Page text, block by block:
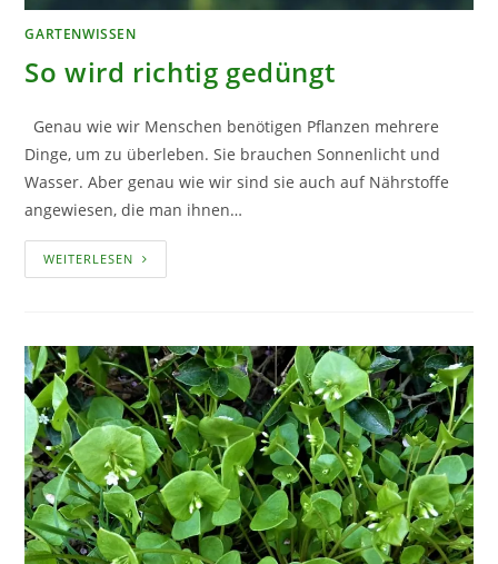
GARTENWISSEN
So wird richtig gedüngt
Genau wie wir Menschen benötigen Pflanzen mehrere
Dinge, um zu überleben. Sie brauchen Sonnenlicht und
Wasser. Aber genau wie wir sind sie auch auf Nährstoffe
angewiesen, die man ihnen…
WEITERLESEN SO
WIRD